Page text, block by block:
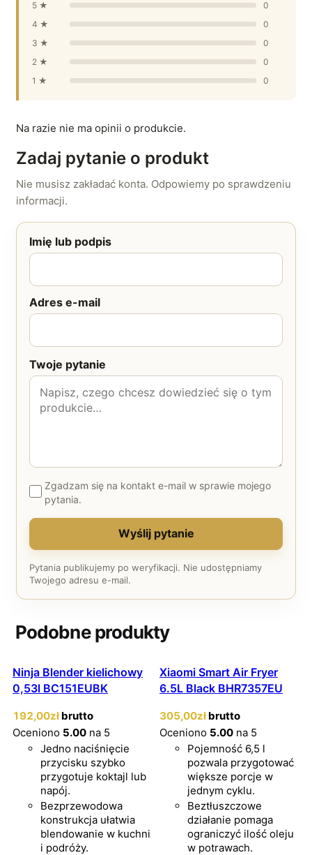
5 ★
0
4 ★
0
3 ★
0
2 ★
0
1 ★
0
Na razie nie ma opinii o produkcie.
Zadaj pytanie o produkt
Nie musisz zakładać konta. Odpowiemy po sprawdzeniu
informacji.
Imię lub podpis
Adres e-mail
Twoje pytanie
Zgadzam się na kontakt e-mail w sprawie mojego
pytania.
Wyślij pytanie
Pytania publikujemy po weryfikacji. Nie udostępniamy
Twojego adresu e-mail.
Podobne produkty
Ninja Blender kielichowy
0,53l BC151EUBK
192,00zł brutto
Oceniono 5.00 na 5
Jedno naciśnięcie
przycisku szybko
przygotuje koktajl lub
napój.
Bezprzewodowa
konstrukcja ułatwia
blendowanie w kuchni
i podróży.
Xiaomi Smart Air Fryer
6.5L Black BHR7357EU
305,00zł brutto
Oceniono 5.00 na 5
Pojemność 6,5 l
pozwala przygotować
większe porcje w
jednym cyklu.
Beztłuszczowe
działanie pomaga
ograniczyć ilość oleju
w potrawach.